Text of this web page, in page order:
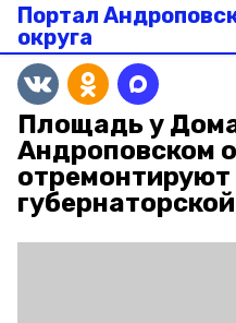
Портал
округа
Площадь у
Андроповском